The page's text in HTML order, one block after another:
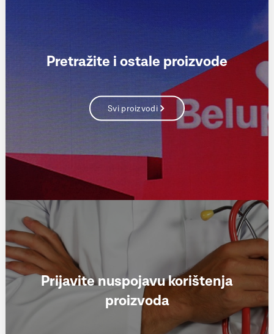
Pretražite i ostale proizvode
Svi proizvodi
Prijavite nuspojavu korištenja
proizvoda